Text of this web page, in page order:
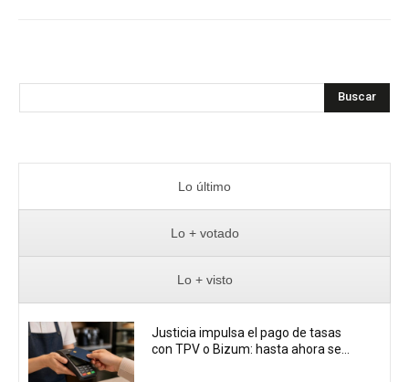
Buscar
Lo último
Lo + votado
Lo + visto
Justicia impulsa el pago de tasas
con TPV o Bizum: hasta ahora se...